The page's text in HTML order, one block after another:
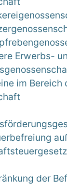
Erwerbs-
im
der